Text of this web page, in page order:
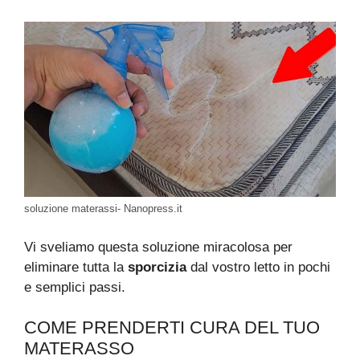
soluzione materassi- Nanopress.it
Vi sveliamo questa soluzione miracolosa per
eliminare tutta la sporciziadal vostro letto in pochi
e semplici passi.
COME PRENDERTI CURA DEL TUO
MATERASSO